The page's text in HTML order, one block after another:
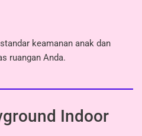
keamanan anak dan
ruangan Anda.
Indoor